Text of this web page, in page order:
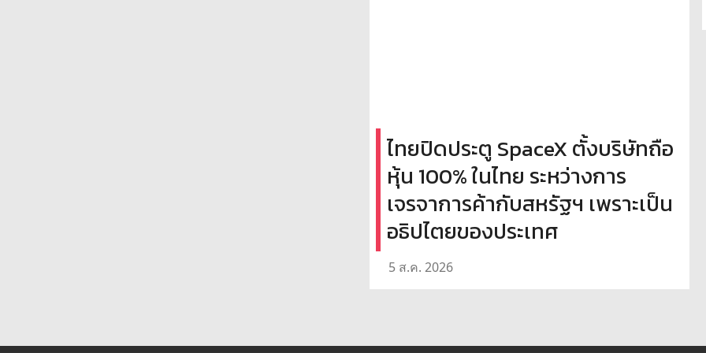
ไทยปิดประตู SpaceX ตั้งบริษัทถือ
หุ้น 100% ในไทย ระหว่างการ
เจรจาการค้ากับสหรัฐฯ เพราะเป็น
อธิปไตยของประเทศ
5 ส.ค. 2026